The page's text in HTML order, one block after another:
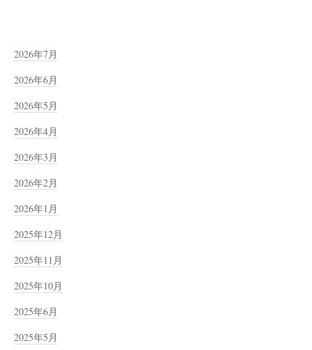
2026年7月
2026年6月
2026年5月
2026年4月
2026年3月
2026年2月
2026年1月
2025年12月
2025年11月
2025年10月
2025年6月
2025年5月